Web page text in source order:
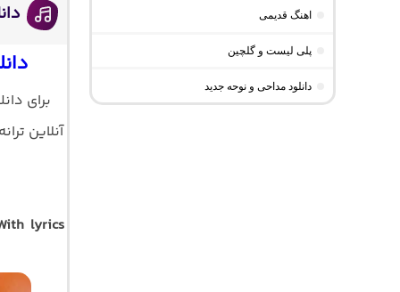
برای
آنلاین
lyrics
اهنگ قدیمی
پلی لیست و گلچین
دانلود مداحی و نوحه جدید